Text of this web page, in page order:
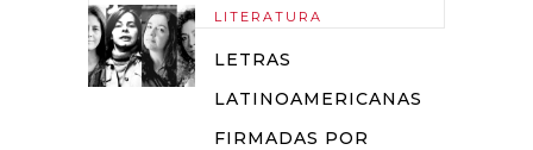
LITERATURA
LETRAS
LATINOAMERICANAS
FIRMADAS POR